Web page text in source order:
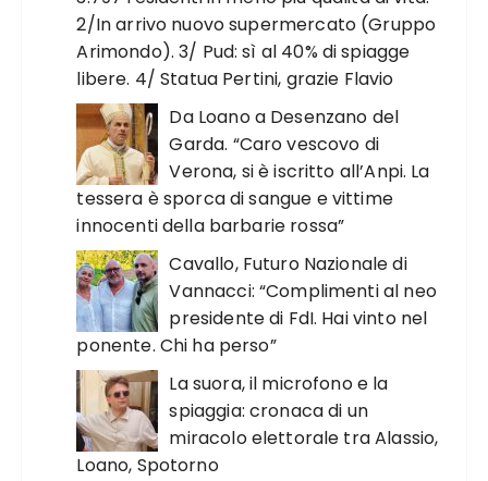
2/In arrivo nuovo supermercato (Gruppo
Arimondo). 3/ Pud: sì al 40% di spiagge
libere. 4/ Statua Pertini, grazie Flavio
Da Loano a Desenzano del
Garda. “Caro vescovo di
Verona, si è iscritto all’Anpi. La
tessera è sporca di sangue e vittime
innocenti della barbarie rossa”
Cavallo, Futuro Nazionale di
Vannacci: “Complimenti al neo
presidente di FdI. Hai vinto nel
ponente. Chi ha perso”
La suora, il microfono e la
spiaggia: cronaca di un
miracolo elettorale tra Alassio,
Loano, Spotorno